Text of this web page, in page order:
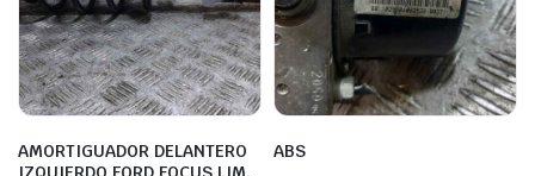
AMORTIGUADOR DELANTERO
ABS